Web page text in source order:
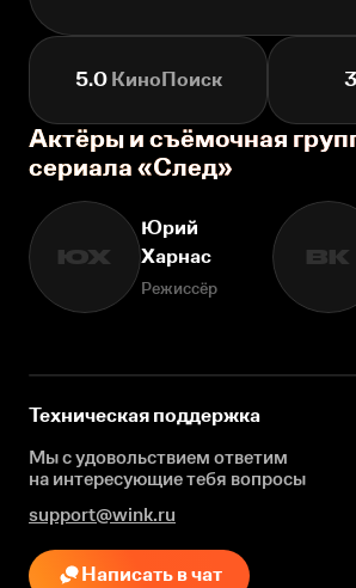
5.0КиноПоиск
Актёры и съёмочная
сериала «След»
ЮХ
Юрий
Харнас
Режиссёр
ВК
Техническая поддержка
Мы с удовольствием ответим
на интересующиетебя вопросы
support@wink.ru
Написать в чат